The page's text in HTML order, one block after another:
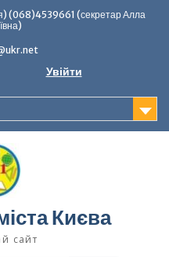
(068)4539661 (секретар Алла
Увійти
Києва
сайт